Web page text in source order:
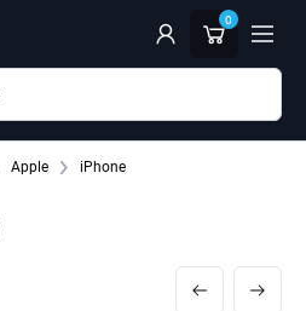
0
Apple iPhone